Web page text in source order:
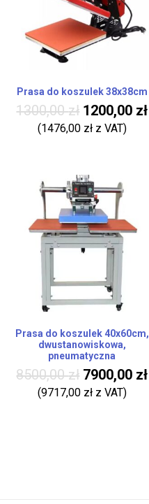
Prasa do koszulek 38x38cm
1300,00zł 1200,00 zł
(1476,00 złz VAT)
Prasa do koszulek 40x60cm,
dwustanowiskowa,
pneumatyczna
8500,00zł 7900,00 zł
(9717,00 złz VAT)